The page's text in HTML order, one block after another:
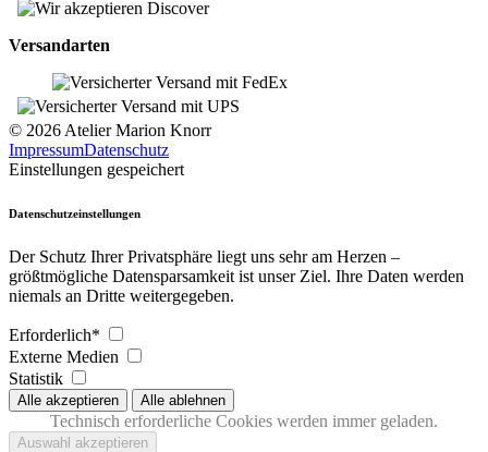
Versandarten
© 2026 Atelier Marion Knorr
ImpressumDatenschutz
Einstellungen gespeichert
Datenschutzeinstellungen
Der Schutz Ihrer Privatsphäre liegt uns sehr am Herzen –
größtmögliche Datensparsamkeit ist unser Ziel. Ihre Daten werden
niemals an Dritte weitergegeben.
Erforderlich*
Externe Medien
Statistik
Technisch erforderliche Cookies werden immer geladen.